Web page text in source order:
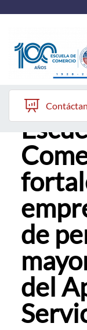
Quiénes somos
Vinculación con el
Formación Continua
Postgrados
de
del